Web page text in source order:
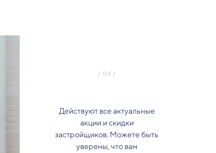
Действуют все актуальные
акции и скидки
застройщиков. Можете быть
уверены, что вам